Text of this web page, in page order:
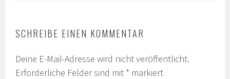
SCHREIBE EINEN KOMMENTAR
Deine E-Mail-Adresse wird nicht veröffentlicht.
Erforderliche Felder sind mit * markiert